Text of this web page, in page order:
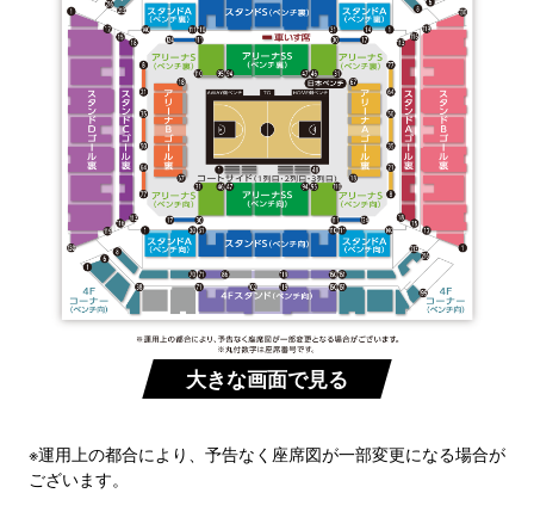
大きな画面で見る
※運用上の都合により、予告なく座席図が一部変更になる場合が
ございます。